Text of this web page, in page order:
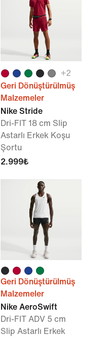
+2
Geri Dönüştürülmüş
Malzemeler
Nike Stride
Dri-FIT 18 cm Slip
Astarlı Erkek Koşu
Şortu
2.999₺
Geri Dönüştürülmüş
Malzemeler
Nike AeroSwift
Dri-FIT ADV 5 cm
Slip Astarlı Erkek